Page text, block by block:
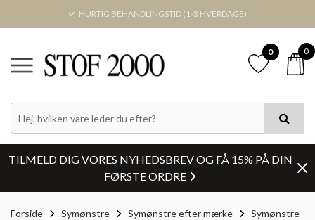
HURTIG BEHANDLINGSTID (1-3 HVERDAGE)
0 0
TILMELD DIG VORES NYHEDSBREV OG FÅ 15% PÅ DIN
FØRSTE ORDRE
Forside Symønstre Symønstre efter mærke
Symønstre